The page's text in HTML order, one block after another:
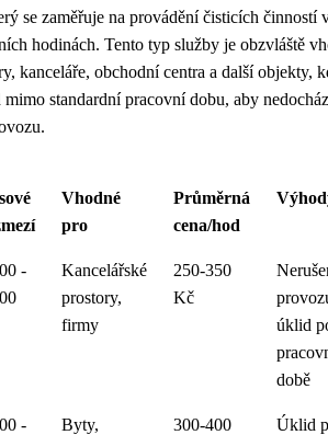
se zaměřuje na provádění čisticích činností
hodinách. Tento typ služby je obzvláště
kanceláře, obchodní centra a další objekty,
standardní pracovní dobu, aby
Vhodné
pro
Průměrná
cena/hod
-
Kancelářské
prostory,
firmy
250-350
Kč
úklid
době
-
Byty,
300-400
Úklid